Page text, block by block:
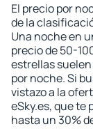
El precio por
de la
Una noche en
precio de 50-
estrellas
por noche. Si
vistazo a la
eSky.es, que te
hasta un 30%